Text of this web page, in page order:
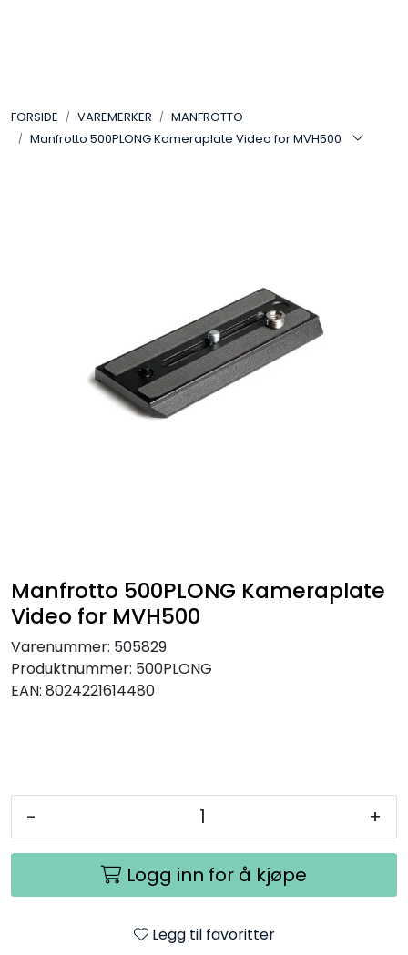
FORSIDE VAREMERKER
MANFROTTO
Manfrotto 500PLONG Kameraplate Video for MVH500
Manfrotto 500PLONG Kameraplate
Video for MVH500
Varenummer: 505829
Produktnummer: 500PLONG
EAN: 8024221614480
- +
Logg inn for å kjøpe
Legg til favoritter
LYD